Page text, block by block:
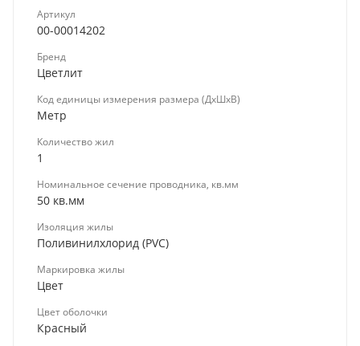
Артикул
00-00014202
Бренд
Цветлит
Код единицы измерения размера (ДхШхВ)
Метр
Количество жил
1
Номинальное сечение проводника, кв.мм
50 кв.мм
Изоляция жилы
Поливинилхлорид (PVC)
Маркировка жилы
Цвет
Цвет оболочки
Красный